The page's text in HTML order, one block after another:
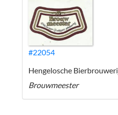
#22054
Hengelosche
Brouwmeester